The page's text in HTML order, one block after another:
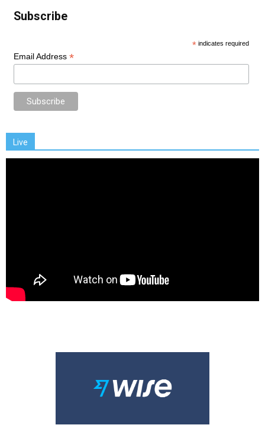
Subscribe
* indicates required
Email Address *
Live